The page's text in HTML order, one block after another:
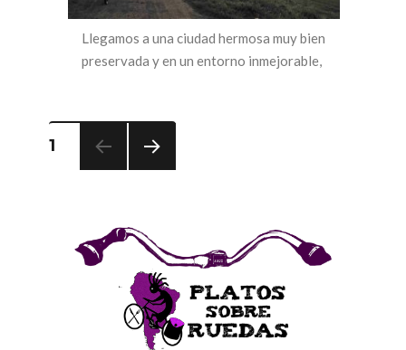
Llegamos a una ciudad hermosa muy bien
preservada y en un entorno inmejorable,
Navegación
de
1
S